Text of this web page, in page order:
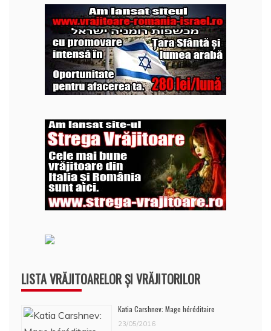
LISTA VRĂJITOARELOR ȘI VRĂJITORILOR
Katia Carshnev: Mage héréditaire
23/05/2016